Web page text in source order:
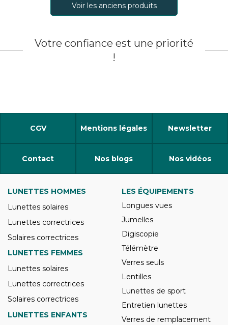
Voir les anciens produits
Votre confiance est une priorité
!
CGV Mentions légales Newsletter
Contact Nos blogs Nos vidéos
LUNETTES HOMMES
Lunettes solaires
Lunettes correctrices
Solaires correctrices
LUNETTES FEMMES
Lunettes solaires
Lunettes correctrices
Solaires correctrices
LUNETTES ENFANTS
LES ÉQUIPEMENTS
Longues vues
Jumelles
Digiscopie
Télémètre
Verres seuls
Lentilles
Lunettes de sport
Entretien lunettes
Verres de remplacement